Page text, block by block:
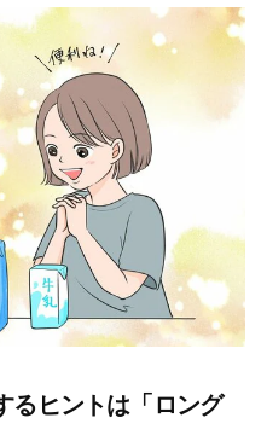
るヒントは「ロング